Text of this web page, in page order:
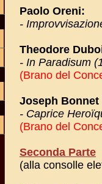
Paolo Oreni:
-
Theodore
- In Paradisum
(Brano del
Joseph Bonnet
- Caprice
(Brano del
Seconda Parte
(alla consolle